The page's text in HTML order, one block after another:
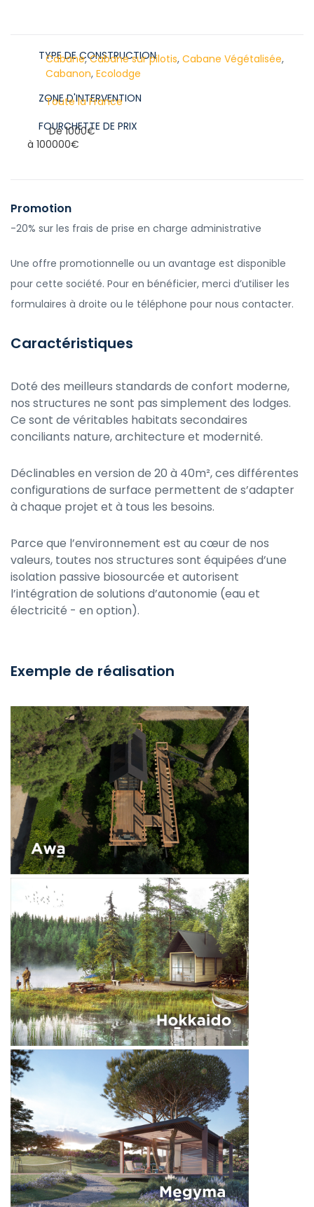
TYPE DE CONSTRUCTION
Cabane, Cabane sur pilotis, Cabane Végétalisée,
Cabanon, Ecolodge
ZONE D'INTERVENTION
Toute la France
FOURCHETTE DE PRIX
De 1000€
à 100000€
Promotion
-20% sur les frais de prise en charge administrative
Une offre promotionnelle ou un avantage est disponible
pour cette société. Pour en bénéficier, merci d’utiliser les
formulaires à droite ou le téléphone pour nous contacter.
Caractéristiques
Doté des meilleurs standards de confort moderne,
nos structures ne sont pas simplement des lodges.
Ce sont de véritables habitats secondaires
conciliants nature, architecture et modernité.
Déclinables en version de 20 à 40m², ces différentes
configurations de surface permettent de s’adapter
à chaque projet et à tous les besoins.
Parce que l’environnement est au cœur de nos
valeurs, toutes nos structures sont équipées d’une
isolation passive biosourcée et autorisent
l’intégration de solutions d’autonomie (eau et
électricité - en option).
Exemple de réalisation